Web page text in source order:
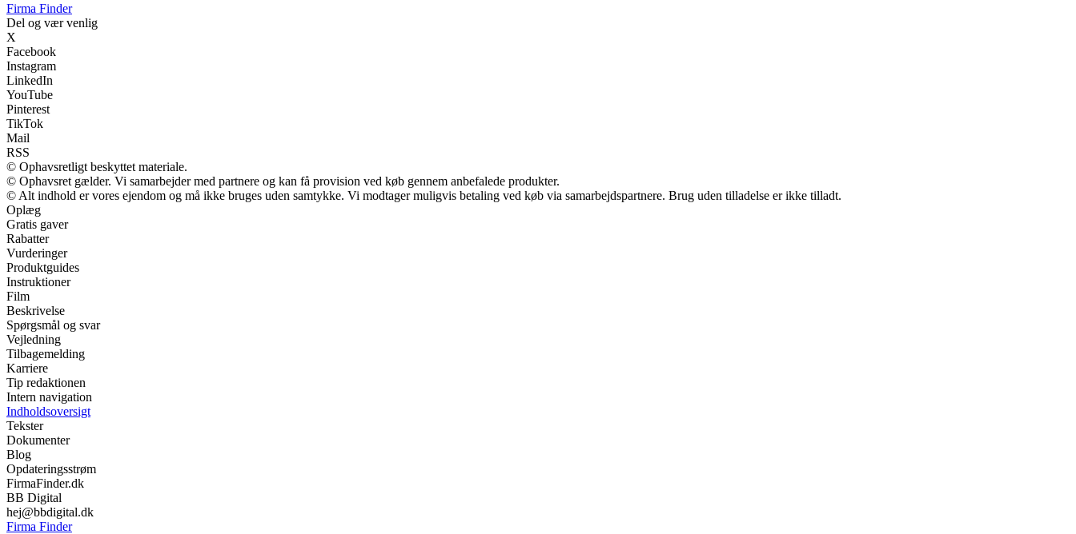
Firma Finder
Del og vær venlig
X
Facebook
Instagram
LinkedIn
YouTube
Pinterest
TikTok
Mail
RSS
© Ophavsretligt beskyttet materiale.
© Ophavsret gælder. Vi samarbejder med partnere og kan få provision ved køb gennem anbefalede produkter.
© Alt indhold er vores ejendom og må ikke bruges uden samtykke. Vi modtager muligvis betaling ved køb via samarbejdspartnere. Brug uden tilladelse er ikke tilladt.
Oplæg
Gratis gaver
Rabatter
Vurderinger
Produktguides
Instruktioner
Film
Beskrivelse
Spørgsmål og svar
Vejledning
Tilbagemelding
Karriere
Tip redaktionen
Intern navigation
Indholdsoversigt
Tekster
Dokumenter
Blog
Opdateringsstrøm
FirmaFinder.dk
BB Digital
hej@bbdigital.dk
Firma Finder